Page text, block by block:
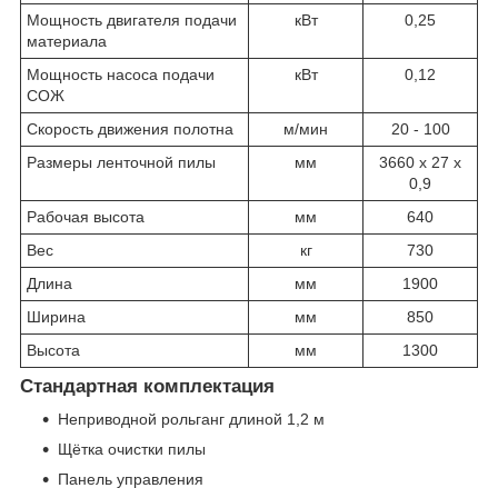
Мощность двигателя подачи
материала
кВт 0,25
Мощность насоса подачи
СОЖ
кВт 0,12
Скорость движения полотна м/мин
20 - 100
Размеры ленточной пилы
мм
3660 x 27 x
0,9
Рабочая высота
мм
640
Вес
кг
730
Длина
мм
1900
Ширина
мм
850
Высота
мм 1300
Стандартная комплектация
Неприводной рольганг длиной 1,2 м
Щётка очистки пилы
Панель управления